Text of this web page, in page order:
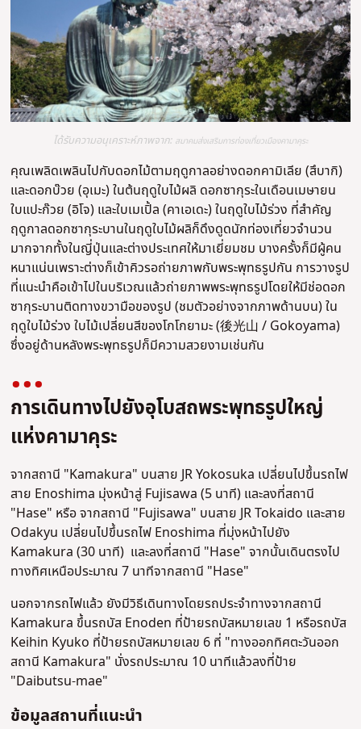
ได้รับความอนุเคราะห์ภาพจาก: สมาคมส่งเสริมการท่องเที่ยวเมืองคามาคุระ
คุณเพลิดเพลินไปกับดอกไม้ตามฤดูกาลอย่างดอกคามิเลีย (สึบากิ)
และดอกบ๊วย (อุเมะ) ในต้นฤดูใบไม้ผลิ ดอกซากุระในเดือนเมษายน
ใบแปะก๊วย (อิโจ) และใบเมเปิ้ล (คาเอเดะ) ในฤดูใบไม้ร่วง ที่สำคัญ
ฤดูกาลดอกซากุระบานในฤดูใบไม้ผลิก็ดึงดูดนักท่องเที่ยวจำนวน
มากจากทั้งในญี่ปุ่นและต่างประเทศให้มาเยี่ยมชม บางครั้งก็มีผู้คน
หนาแน่นเพราะต่างก็เข้าคิวรอถ่ายภาพกับพระพุทธรูปกัน การวางรูป
ที่แนะนำคือเข้าไปในบริเวณแล้วถ่ายภาพพระพุทธรูปโดยให้มีช่อดอก
ซากุระบานติดทางขวามือของรูป (ชมตัวอย่างจากภาพด้านบน) ใน
ฤดูใบไม้ร่วง ใบไม้เปลี่ยนสีของโกโกยามะ (後光山 / Gokoyama)
ซึ่งอยู่ด้านหลังพระพุทธรูปก็มีความสวยงามเช่นกัน
การเดินทางไปยังอุโบสถพระพุทธรูปใหญ่
แห่งคามาคุระ
จากสถานี "Kamakura" บนสาย JR Yokosuka เปลี่ยนไปขึ้นรถไฟ
สาย Enoshima มุ่งหน้าสู่ Fujisawa (5 นาที) และลงที่สถานี
"Hase" หรือ จากสถานี "Fujisawa" บนสาย JR Tokaido และสาย
Odakyu เปลี่ยนไปขึ้นรถไฟ Enoshima ที่มุ่งหน้าไปยัง
Kamakura (30 นาที) และลงที่สถานี "Hase" จากนั้นเดินตรงไป
ทางทิศเหนือประมาณ 7 นาทีจากสถานี "Hase"
นอกจากรถไฟแล้ว ยังมีวิธีเดินทางโดยรถประจำทางจากสถานี
Kamakura ขึ้นรถบัส Enoden ที่ป้ายรถบัสหมายเลข 1 หรือรถบัส
Keihin Kyuko ที่ป้ายรถบัสหมายเลข 6 ที่ "ทางออกทิศตะวันออก
สถานี Kamakura" นั่งรถประมาณ 10 นาทีแล้วลงที่ป้าย
"Daibutsu-mae"
ข้อมูลสถานที่แนะนำ